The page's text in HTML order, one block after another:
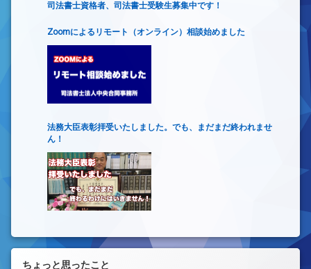
司法書士資格者、司法書士受験生募集中です！
Zoomによるリモート（オンライン）相談始めました
法務大臣表彰拝受いたしました。でも、まだまだ終われませ
ん！
ちょっと思ったこと